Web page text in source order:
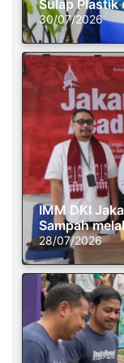
Sulap Plastik
30/07/2026
IMM DKI
Sampah
28/07/2026